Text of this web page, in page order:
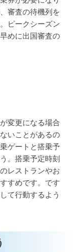
審査の待機列を
ピークシーズン
めに出国審査の
変更になる場合
いことがあるの
ゲートと搭乗予
。搭乗予定時刻
レストランやお
すめです。です
て行動するよう